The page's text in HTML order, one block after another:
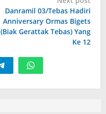
Danramil 03/Tebas Hadiri
Anniversary Ormas Bigets
(Biak Gerattak Tebas) Yang
Ke 12